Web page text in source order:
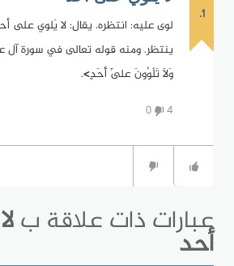
1.
لوى عليه: انتظره. يقال: لا يَلوي على
ينتظر. ومنه قوله تعالى في سورة آل
وَلَا تَلْوُونَ عَلَىٰ أَحَدٍ>.
4
0
عبارات ذات علاقة ب
أحد